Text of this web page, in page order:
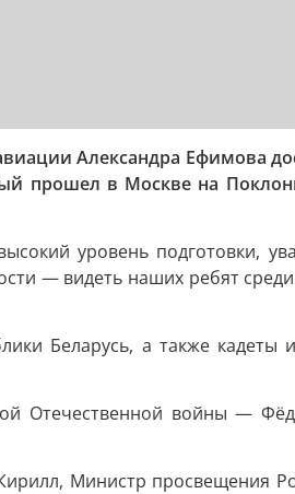
Александра Ефимова
прошел в Москве на
уровень подготовки,
— видеть наших ребят
Беларусь, а также кадеты
Отечественной войны —
Министр просвещения